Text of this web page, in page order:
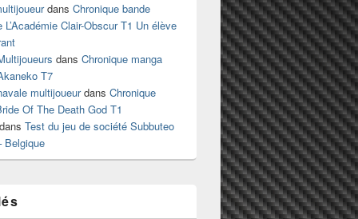
dans Chronique bande
L’Académie Clair-Obscur T1 Un élève
dans Chronique manga
T7
multijoueurdans Chronique
Of The Death God T1
dans Test du jeu de société Subbuteo
Belgique